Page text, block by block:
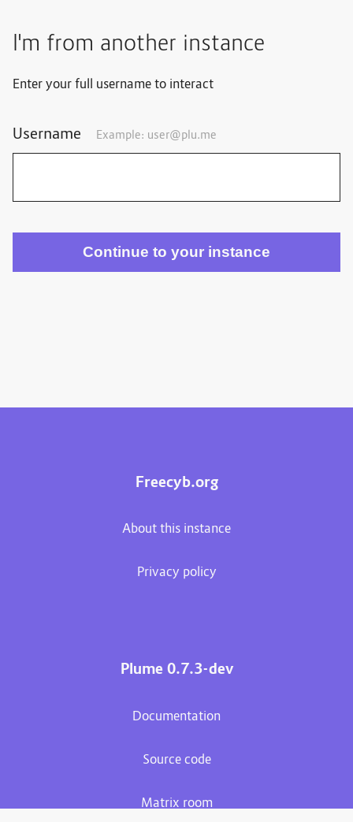
I'm from another instance
Enter your full username to interact
Username Example: user@plu.me
Freecyb.org
About this instance
Privacy policy
Plume 0.7.3-dev
Documentation
Source code
Matrix room